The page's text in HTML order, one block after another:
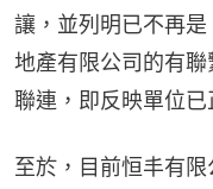
讓，並列明已不再
地產有限公司的有
聯連，即反映單位已
至於，目前恒丰有